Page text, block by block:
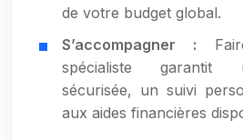
de votre budget global.
S’accompagner :
spécialiste garantit
sécurisée, un suivi
aux aides financières